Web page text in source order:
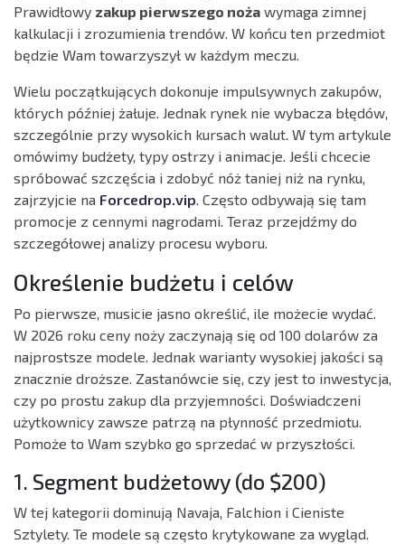
Prawidłowy zakup pierwszego noża wymaga zimnej
kalkulacji i zrozumienia trendów. W końcu ten przedmiot
będzie Wam towarzyszył w każdym meczu.
Wielu początkujących dokonuje impulsywnych zakupów,
których później żałuje. Jednak rynek nie wybacza błędów,
szczególnie przy wysokich kursach walut. W tym artykule
omówimy budżety, typy ostrzy i animacje. Jeśli chcecie
spróbować szczęścia i zdobyć nóż taniej niż na rynku,
zajrzyjcie na Forcedrop.vip. Często odbywają się tam
promocje z cennymi nagrodami. Teraz przejdźmy do
szczegółowej analizy procesu wyboru.
Określenie budżetu i celów
Po pierwsze, musicie jasno określić, ile możecie wydać.
W 2026 roku ceny noży zaczynają się od 100 dolarów za
najprostsze modele. Jednak warianty wysokiej jakości są
znacznie droższe. Zastanówcie się, czy jest to inwestycja,
czy po prostu zakup dla przyjemności. Doświadczeni
użytkownicy zawsze patrzą na płynność przedmiotu.
Pomoże to Wam szybko go sprzedać w przyszłości.
1. Segment budżetowy (do $200)
W tej kategorii dominują Navaja, Falchion i Cieniste
Sztylety. Te modele są często krytykowane za wygląd.